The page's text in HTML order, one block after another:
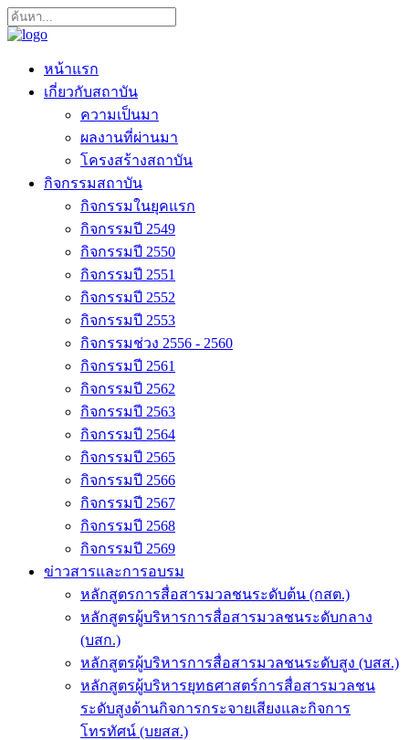
หน้าแรก
เกี่ยวกับสถาบัน
ความเป็นมา
ผลงานที่ผ่านมา
โครงสร้างสถาบัน
กิจกรรมสถาบัน
กิจกรรมในยุคแรก
กิจกรรมปี 2549
กิจกรรมปี 2550
กิจกรรมปี 2551
กิจกรรมปี 2552
กิจกรรมปี 2553
กิจกรรมช่วง 2556 - 2560
กิจกรรมปี 2561
กิจกรรมปี 2562
กิจกรรมปี 2563
กิจกรรมปี 2564
กิจกรรมปี 2565
กิจกรรมปี 2566
กิจกรรมปี 2567
กิจกรรมปี 2568
กิจกรรมปี 2569
ข่าวสารและการอบรม
หลักสูตรการสื่อสารมวลชนระดับต้น (กสต.)
หลักสูตรผู้บริหารการสื่อสารมวลชนระดับกลาง
(บสก.)
หลักสูตรผู้บริหารการสื่อสารมวลชนระดับสูง (บสส.)
หลักสูตรผู้บริหารยุทธศาสตร์การสื่อสารมวลชน
ระดับสูงด้านกิจการกระจายเสียงและกิจการ
โทรทัศน์ (บยสส.)